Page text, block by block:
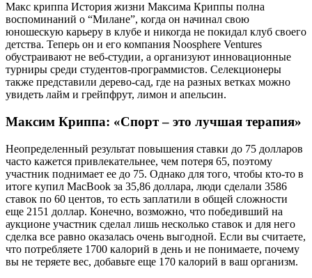
Макс криппа История жизни Максима Криппы полна
воспоминаний о “Милане”, когда он начинал свою
юношескую карьеру в клубе и никогда не покидал клуб своего
детства. Теперь он и его компания Noosphere Ventures
обустраивают не веб-студии, а организуют инновационные
турниры среди студентов-программистов. Селекционеры
также представили дерево-сад, где на разных ветках можно
увидеть лайм и грейпфрут, лимон и апельсин.
Максим Криппа: «Спорт – это лучшая терапия»
Неопределенный результат повышения ставки до 75 долларов
часто кажется привлекательнее, чем потеря 65, поэтому
участник поднимает ее до 75. Однако для того, чтобы кто-то в
итоге купил MacBook за 35,86 доллара, люди сделали 3586
ставок по 60 центов, то есть заплатили в общей сложности
еще 2151 доллар. Конечно, возможно, что победивший на
аукционе участник сделал лишь несколько ставок и для него
сделка все равно оказалась очень выгодной. Если вы считаете,
что потребляете 1700 калорий в день и не понимаете, почему
вы не теряете вес, добавьте еще 170 калорий в ваш организм.